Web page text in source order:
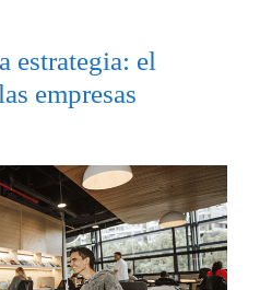
estrategia: el
empresas